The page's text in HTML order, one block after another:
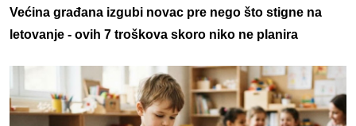
Većina građana izgubi novac pre nego što stigne na
letovanje - ovih 7 troškova skoro niko ne planira